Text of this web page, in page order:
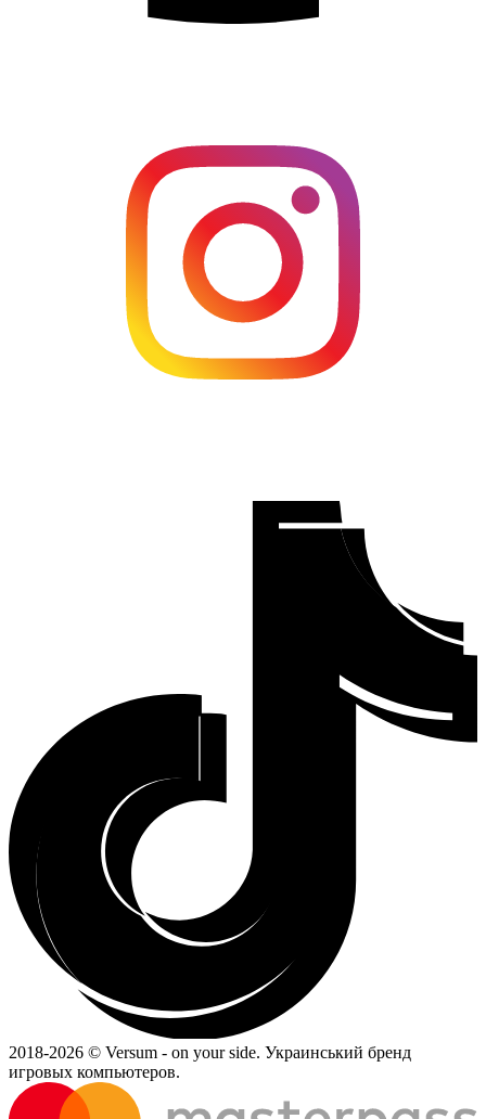
2018-2026 © Versum - on your side. Украинський бренд
игровых компьютеров.